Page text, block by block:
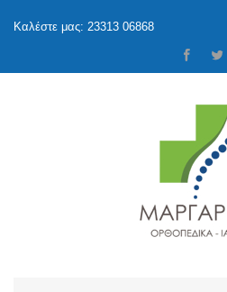
Καλέστε μας: 23313 06868